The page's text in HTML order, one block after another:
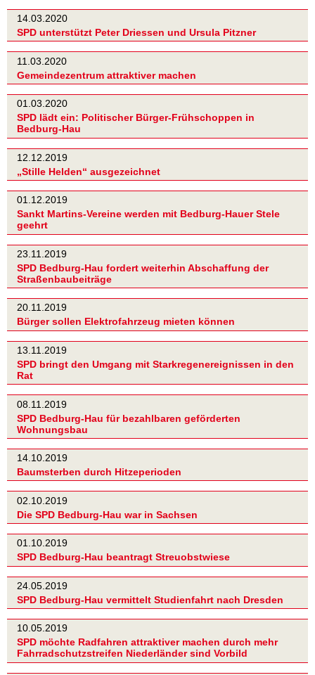
14.03.2020
SPD unterstützt Peter Driessen und Ursula Pitzner
11.03.2020
Gemeindezentrum attraktiver machen
01.03.2020
SPD lädt ein: Politischer Bürger-Frühschoppen in
Bedburg-Hau
12.12.2019
„Stille Helden“ ausgezeichnet
01.12.2019
Sankt Martins-Vereine werden mit Bedburg-Hauer Stele
geehrt
23.11.2019
SPD Bedburg-Hau fordert weiterhin Abschaffung der
Straßenbaubeiträge
20.11.2019
Bürger sollen Elektrofahrzeug mieten können
13.11.2019
SPD bringt den Umgang mit Starkregenereignissen in den
Rat
08.11.2019
SPD Bedburg-Hau für bezahlbaren geförderten
Wohnungsbau
14.10.2019
Baumsterben durch Hitzeperioden
02.10.2019
Die SPD Bedburg-Hau war in Sachsen
01.10.2019
SPD Bedburg-Hau beantragt Streuobstwiese
24.05.2019
SPD Bedburg-Hau vermittelt Studienfahrt nach Dresden
10.05.2019
SPD möchte Radfahren attraktiver machen durch mehr
Fahrradschutzstreifen Niederländer sind Vorbild